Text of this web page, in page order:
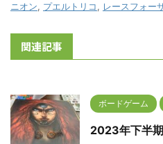
ニオン, プエルトリコ, レースフォー
関連記事
ボードゲーム
2023年下半